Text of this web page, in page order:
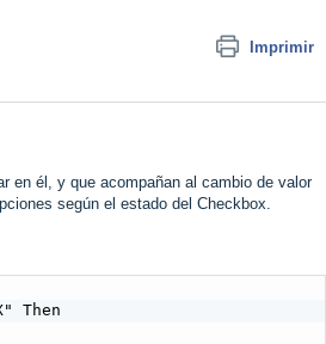
Imprimir
en él, y que acompañan al cambio de valor
según el estado del Checkbox.
Then